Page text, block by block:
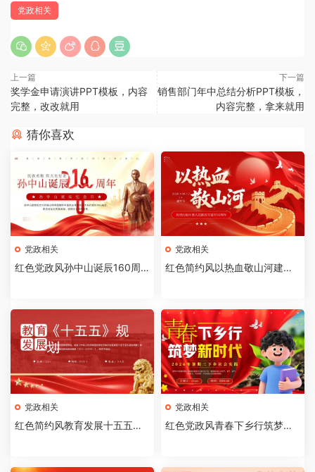
党政相关
上一篇
奖学金申请演讲PPT模板，内容
完整，改改就用
下一篇
销售部门年中总结分析PPT模板，
内容完整，拿来就用
猜你喜欢
党政相关
红色党政风孙中山诞辰160周
党政相关
红色简约风以热血敬山河建军
党政相关
红色简约风教育发展十五五规
党政相关
红色党政风青春下乡行筑梦新